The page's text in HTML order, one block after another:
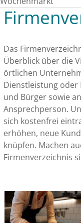
Das
Überblick über die
örtlichen
Dienstleistung
und Bürger sowie
Ansprechperson.
sich kostenfrei
erhöhen, neue
knüpfen. Machen
Firmenverzeichnis